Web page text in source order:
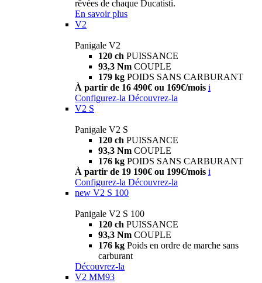
rêvées de chaque Ducatisti.
En savoir plus
V2
Panigale V2
120 ch PUISSANCE
93,3 Nm COUPLE
179 kg POIDS SANS CARBURANT
À partir de 16 490€ ou 169€/mois i
Configurez-la Découvrez-la
V2 S
Panigale V2 S
120 ch PUISSANCE
93,3 Nm COUPLE
176 kg POIDS SANS CARBURANT
À partir de 19 190€ ou 199€/mois i
Configurez-la Découvrez-la
new V2 S 100
Panigale V2 S 100
120 ch PUISSANCE
93,3 Nm COUPLE
176 kg Poids en ordre de marche sans
carburant
Découvrez-la
V2 MM93